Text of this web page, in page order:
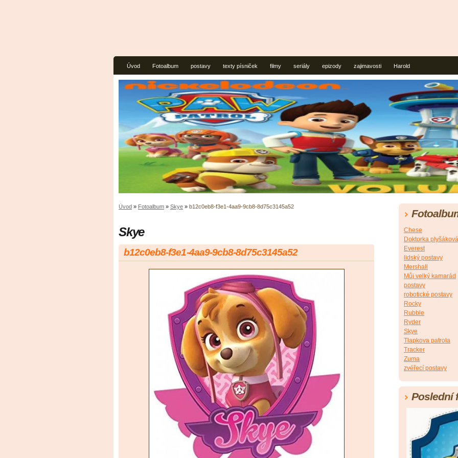
Úvod Fotoalbum postavy texty písniček filmy seriály epizody zajimavosti Harold
Úvod » Fotoalbum » Skye » b12c0eb8-f3e1-4aa9-9cb8-8d75c3145a52
Skye
b12c0eb8-f3e1-4aa9-9cb8-8d75c3145a52
Chese
Doktorka plyšáková
Everest
lidský postavy
Mershall
Můj velký kamarád
postavy
robotické postavy
Rocky
Rubble
Ryder
Skye
Tlapkova patrola
Tracker
Zuma
zvéřecí postavy
Poslední